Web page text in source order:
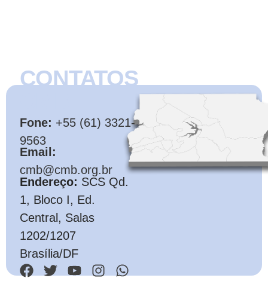
CONTATOS
Fone: +55 (61) 3321-
9563
Email:
cmb@cmb.org.br
Endereço: SCS Qd.
1, Bloco I, Ed.
Central, Salas
1202/1207
Brasília/DF